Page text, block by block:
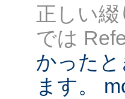
正しい
では
かった
ます。